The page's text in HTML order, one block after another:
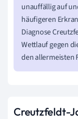
unauffällig auf
häufigeren
Diagnose
Wettlauf gegen
den allermeisten
Creutzfeldt-